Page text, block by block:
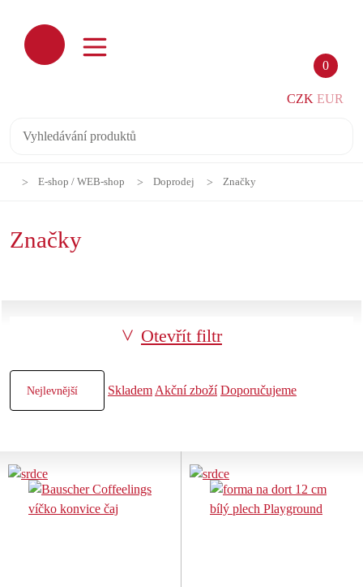
0
CZK EUR
E-shop / WEB-shop Doprodej Značky
Značky
Otevřít filtr
Skladem Akční zboží Doporučujeme